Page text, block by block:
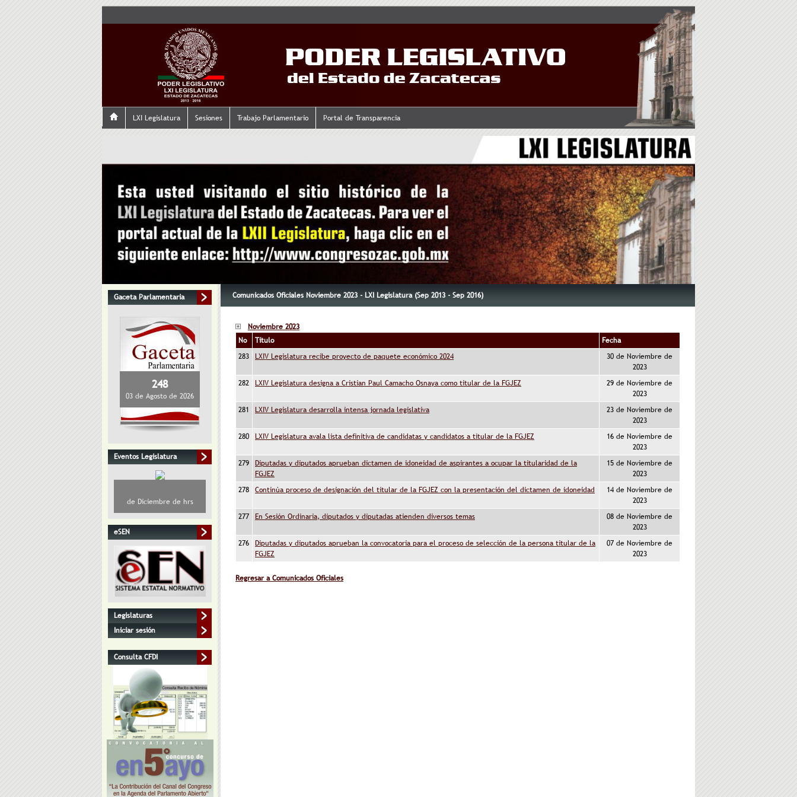
LXI Legislatura Sesiones Trabajo Parlamentario Portal de Transparencia
Gaceta Parlamentaria
248
03 de Agosto de 2026
Eventos Legislatura
de Diciembre de hrs
eSEN
Legislaturas
Iniciar sesión
Consulta CFDI
Comunicados Oficiales Noviembre 2023 - LXI Legislatura (Sep 2013 - Sep 2016)
Noviembre 2023
No
Título
Fecha
283 LXIV Legislatura recibe proyecto de paquete económico 2024
30 de Noviembre de
2023
282 LXIV Legislatura designa a Cristian Paul Camacho Osnaya como titular de la FGJEZ
29 de Noviembre de
2023
281
LXIV Legislatura desarrolla intensa jornada legislativa
23 de Noviembre de
2023
280 LXIV Legislatura avala lista definitiva de candidatas y candidatos a titular de la FGJEZ
16 de Noviembre de
2023
279 Diputadas y diputados aprueban dictamen de idoneidad de aspirantes a ocupar la titularidad de la
FGJEZ
15 de Noviembre de
2023
278 Continúa proceso de designación del titular de la FGJEZ con la presentación del dictamen de idoneidad
14 de Noviembre de
2023
277 En Sesión Ordinaria, diputados y diputadas atienden diversos temas
08 de Noviembre de
2023
276 Diputadas y diputados aprueban la convocatoria para el proceso de selección de la persona titular de la
FGJEZ
07 de Noviembre de
2023
Regresar a Comunicados Oficiales